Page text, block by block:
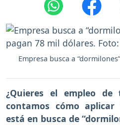
Empresa busca a
¿Quieres el empleo
contamos cómo
está en busca de